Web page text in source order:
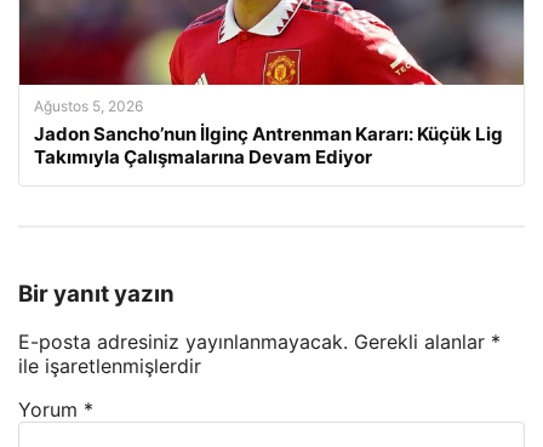
Ağustos 5, 2026
Jadon Sancho’nun İlginç Antrenman Kararı: Küçük Lig
Takımıyla Çalışmalarına Devam Ediyor
Bir yanıt yazın
E-posta adresiniz yayınlanmayacak. Gerekli alanlar *
ile işaretlenmişlerdir
Yorum *